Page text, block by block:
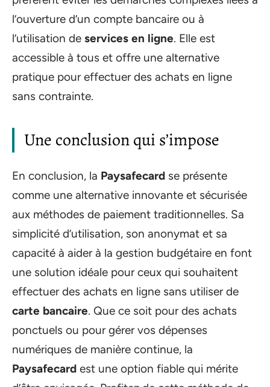
l’ouverture d’un compte bancaire ou à
l’utilisation de services en ligne. Elle est
accessible à tous et offre une alternative
pratique pour effectuer des achats en ligne
sans contrainte.
Une conclusion qui s’impose
En conclusion, la Paysafecard se présente
comme une alternative innovante et sécurisée
aux méthodes de paiement traditionnelles. Sa
simplicité d’utilisation, son anonymat et sa
capacité à aider à la gestion budgétaire en font
une solution idéale pour ceux qui souhaitent
effectuer des achats en ligne sans utiliser de
carte bancaire. Que ce soit pour des achats
ponctuels ou pour gérer vos dépenses
numériques de manière continue, la
Paysafecard est une option fiable qui mérite